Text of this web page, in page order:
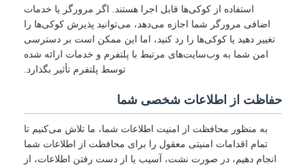
استفاده از کوکی‌ها قابل اجرا هستند. اگر مرورگر یا خدمات
اضافی مرورگر شما اجازه می‌دهد، می‌توانید پذیرش کوکی‌ها را
تغییر دهید یا کوکی‌ها را رد کنید، اما این ممکن است بر دسترسی
امن شما به وب‌سایت‌های مرتبط با پلتفرم و خدمات ارائه شده
توسط پلتفرم تأثیر بگذارد.
حفاظت از اطلاعات شخصی شما
به منظور محافظت از امنیت اطلاعات شما، ما تلاش می‌کنیم تا
تمام اقدامات امنیتی معقول را برای محافظت از اطلاعات شما
انجام دهیم، در صورت نشت، آسیب یا از دست رفتن اطلاعات، از